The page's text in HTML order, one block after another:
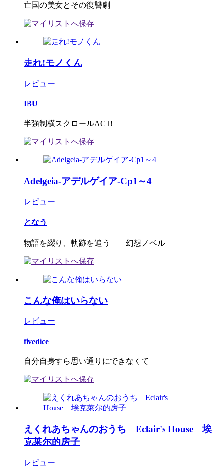
亡国の美女とその復讐劇
走れ!モノくん
レビュー
IBU
半強制横スクロールACT!
Adelgeia-アデルゲイア-Cp1～4
レビュー
となう
物語を綴り、軌跡を追う――幻想ノベル
こんな俺はいらない
レビュー
fivedice
自分自身すら思い通りにできなくて
えくれあちゃんのおうち Eclair's House 埃
克莱尔的房子
レビュー